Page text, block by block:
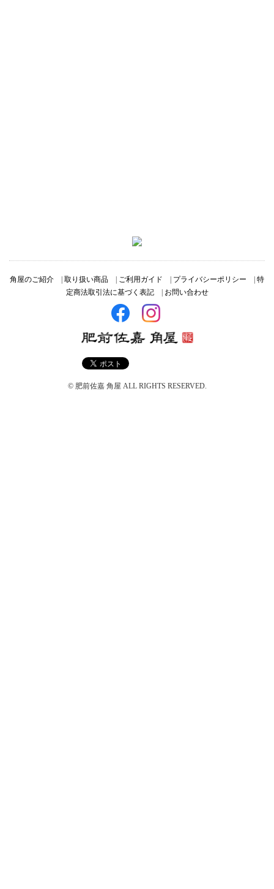
角屋のご紹介 取り扱い商品 ご利用ガイド プライバシーポリシー
特
定商法取引法に基づく表記| お問い合わせ
© 肥前佐嘉 角屋 ALL RIGHTS RESERVED.